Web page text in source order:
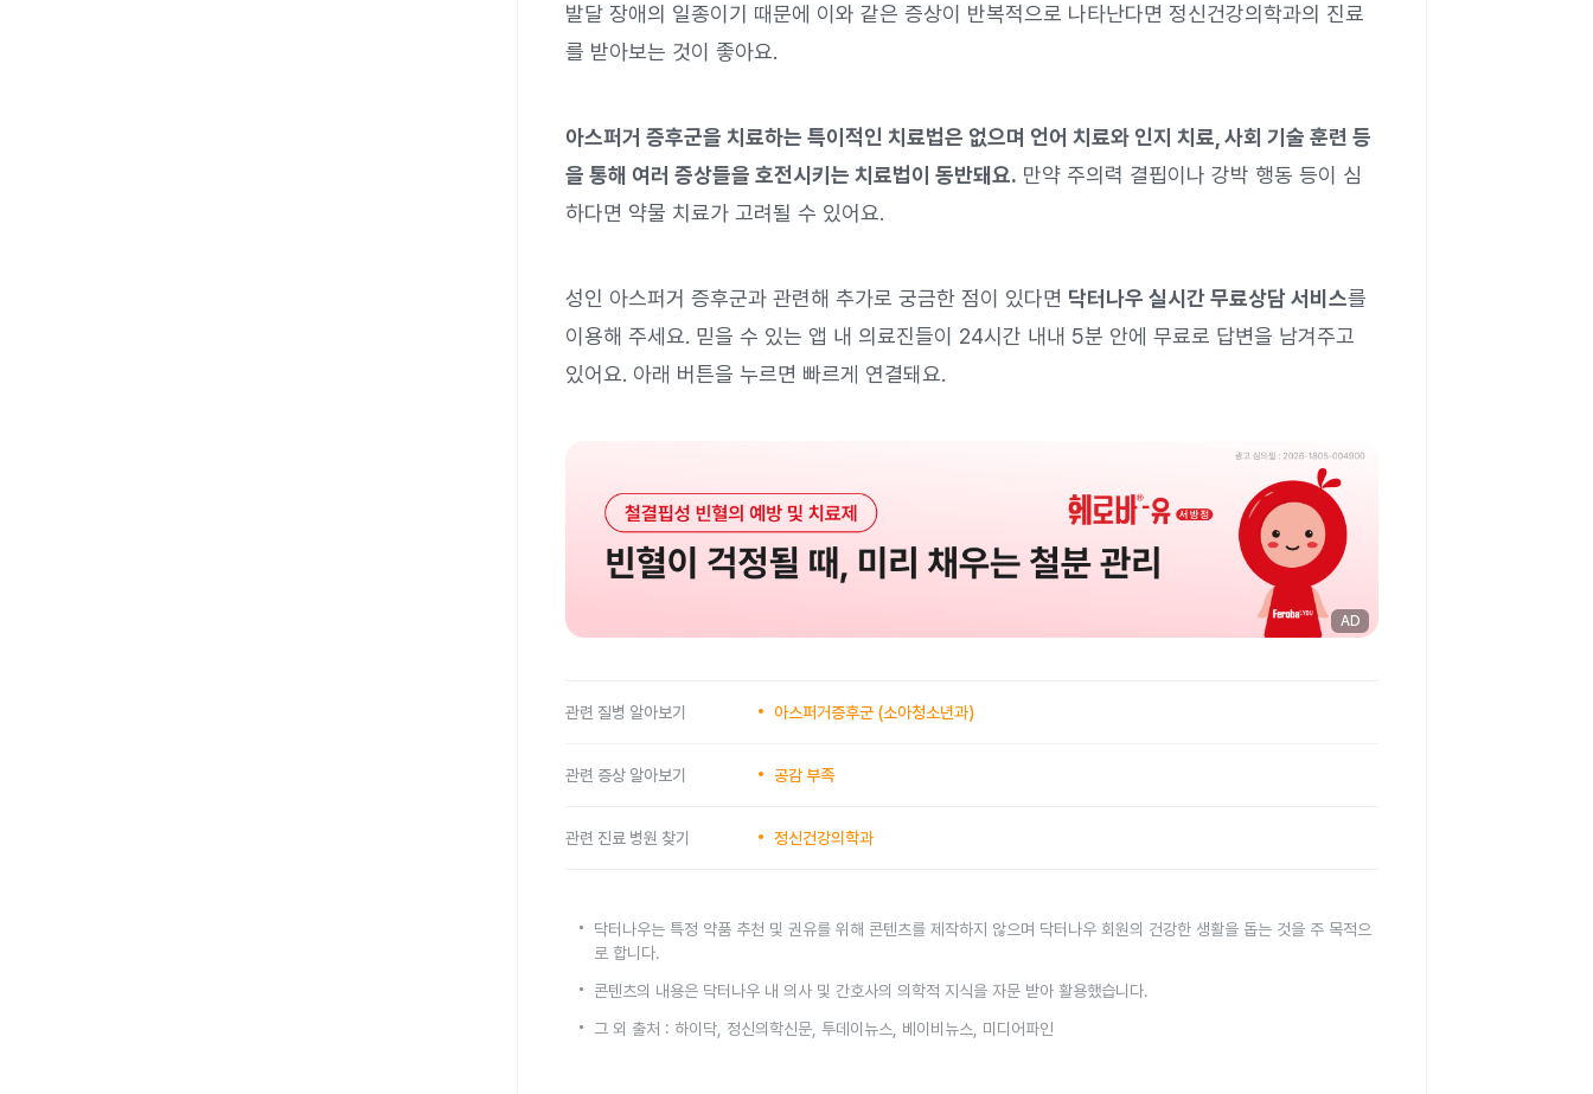
발달 장애의 일종이기 때문에 이와 같은 증상이 반복적으로 나타난다면 정신건강의학과의 진료
를 받아보는 것이 좋아요.
아스퍼거 증후군을 치료하는 특이적인 치료법은 없으며 언어 치료와 인지 치료, 사회 기술 훈련 등
을 통해 여러 증상들을 호전시키는 치료법이 동반돼요. 만약 주의력 결핍이나 강박 행동 등이 심
하다면 약물 치료가 고려될 수 있어요.
성인 아스퍼거 증후군과 관련해 추가로 궁금한 점이 있다면 닥터나우 실시간 무료상담 서비스를
이용해 주세요. 믿을 수 있는 앱 내 의료진들이 24시간 내내 5분 안에 무료로 답변을 남겨주고
있어요. 아래 버튼을 누르면 빠르게 연결돼요.
AD
관련 질병 알아보기 아스퍼거증후군 (소아청소년과)
관련 증상 알아보기 공감 부족
관련 진료 병원 찾기 정신건강의학과
닥터나우는 특정 약품 추천 및 권유를 위해 콘텐츠를 제작하지 않으며 닥터나우 회원의 건강한 생활을 돕는 것을 주 목적으
로 합니다.
콘텐츠의 내용은 닥터나우 내 의사 및 간호사의 의학적 지식을 자문 받아 활용했습니다.
그 외 출처 : 하이닥, 정신의학신문, 투데이뉴스, 베이비뉴스, 미디어파인